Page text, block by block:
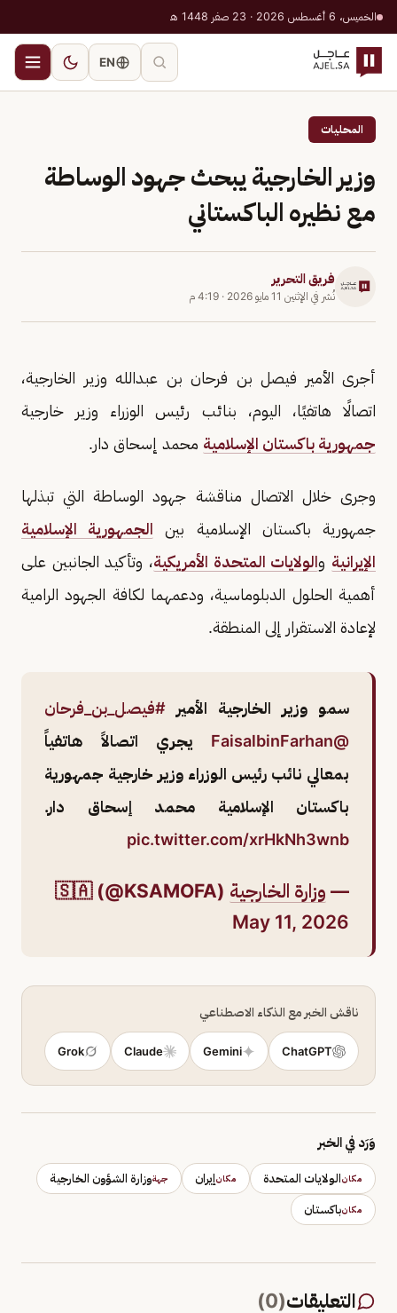
الخميس، 6 أغسطس 2026 · 23 صفر 1448 هـ
EN
المحليات
وزير الخارجية يبحث جهود الوساطة
مع نظيره الباكستاني
فريق التحرير
نُشر في الإثنين 11 مايو 2026 · 4:19 م
أجرى الأمير فيصل بن فرحان بن عبدالله وزير الخارجية،
اتصالًا هاتفيًا، اليوم، بنائب رئيس الوزراء وزير خارجية
جمهورية باكستان الإسلامية محمد إسحاق دار.
وجرى خلال الاتصال مناقشة جهود الوساطة التي تبذلها
جمهورية باكستان الإسلامية بين الجمهورية الإسلامية
الإيرانية والولايات المتحدة الأمريكية، وتأكيد الجانبين على
أهمية الحلول الدبلوماسية، ودعمهما لكافة الجهود الرامية
لإعادة الاستقرار إلى المنطقة.
سمو وزير الخارجية الأمير #فيصل_بن_فرحان
@FaisalbinFarhan
يجري اتصالاً هاتفياً
بمعالي نائب رئيس الوزراء وزير خارجية جمهورية
باكستان الإسلامية محمد إسحاق دار.
pic.twitter.com/xrHkNh3wnb
— وزارة الخارجية
May 11, 2026
ناقش الخبر مع الذكاء الاصطناعي
ChatGPT
Gemini
Claude
Grok
وَرَد في الخبر
مكانالولايات المتحدة مكانإيران جهةوزارة الشؤون الخارجية
مكانباكستان
التعليقات(
0
)